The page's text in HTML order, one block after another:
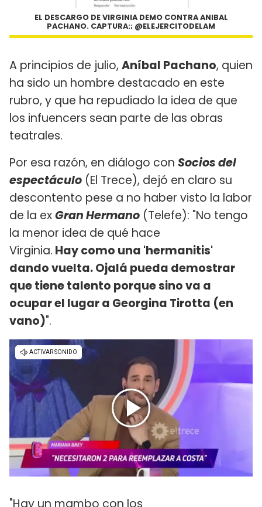
EL DESCARGO DE VIRGINIA DEMO CONTRA ANIBAL
PACHANO. CAPTURA:; @ELEJERCITODELAM
A principios de julio, Aníbal Pachano, quien
ha sido un hombre destacado en este
rubro, y que ha repudiado la idea de que
los infuencers sean parte de las obras
teatrales.
Por esa razón, en diálogo con Socios del
espectáculo (El Trece), dejó en claro su
descontento pese a no haber visto la labor
de la exGran Hermano (Telefe): "No tengo
la menor idea de qué hace
Virginia. Hay como una 'hermanitis'
dando vuelta. Ojalá pueda demostrar
que tiene talento porque sino va a
ocupar el lugar a Georgina Tirotta (en
vano)".
"Hay un mambo con los